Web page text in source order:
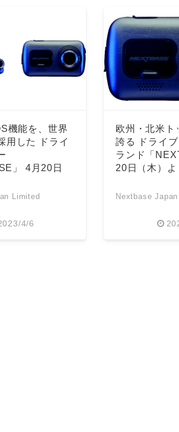
機能を、世界
用した ドライ
」 4月20日
Limited
4/6
欧州・北米ト
誇る ドライ
ランド「
20日（木）
Nextbase